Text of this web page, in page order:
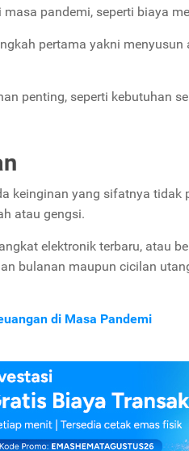
pandemi, seperti biaya
pertama yakni
penting, seperti kebutuhan
keinginan yang sifatnya tidak
atau gengsi.
elektronik terbaru, atau
bulanan maupun cicilan
di Masa Pandemi